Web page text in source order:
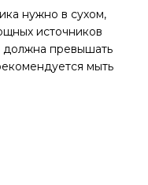
нужно в сухом,
источников
должна превышать
мыть